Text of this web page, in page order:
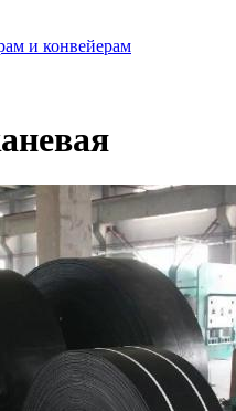
и конвейерам